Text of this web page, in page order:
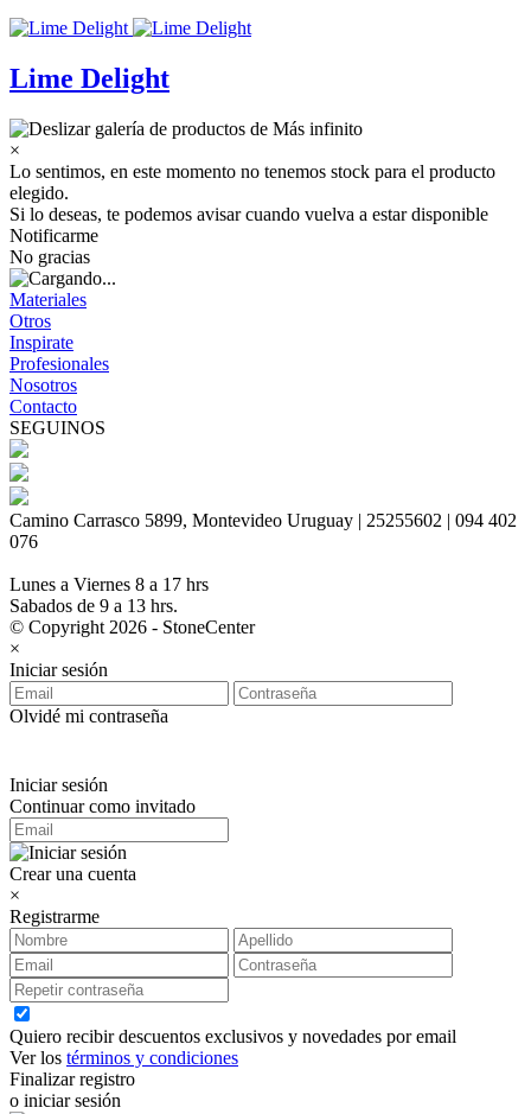
Lime Delight
×
Lo sentimos, en este momento no tenemos stock para el producto
elegido.
Si lo deseas, te podemos avisar cuando vuelva a estar disponible
Notificarme
No gracias
Materiales
Otros
Inspirate
Profesionales
Nosotros
Contacto
SEGUINOS
Camino Carrasco 5899, Montevideo Uruguay | 25255602 | 094 402
076
Lunes a Viernes 8 a 17 hrs
Sabados de 9 a 13 hrs.
© Copyright 2026 - StoneCenter
×
Iniciar sesión
Olvidé mi contraseña
Iniciar sesión
Continuar como invitado
Crear una cuenta
×
Registrarme
Quiero recibir descuentos exclusivos y novedades por email
Ver los términos y condiciones
Finalizar registro
o iniciar sesión